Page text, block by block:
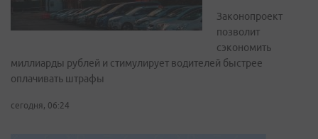
Законопроект
позволит
сэкономить
миллиарды рублей и стимулирует водителей быстрее
оплачивать штрафы
сегодня, 06:24